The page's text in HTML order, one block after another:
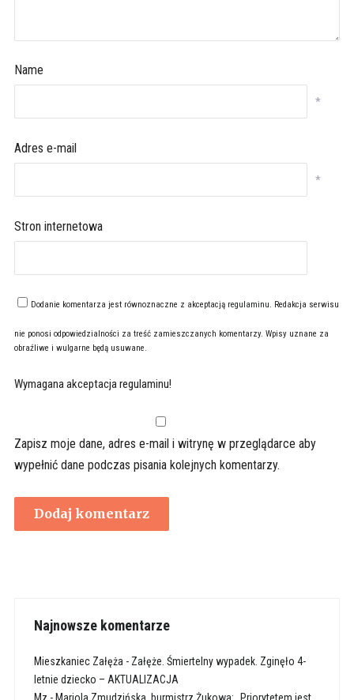
Name
*
Adres e-mail
*
Stron internetowa
Dodanie komentarza jest równoznaczne z akceptacją regulaminu. Redakcja serwisu
nie ponosi odpowiedzialności za treść zamieszczanych komentarzy. Wpisy uznane za
obraźliwe i wulgarne będą usuwane.
Wymagana akceptacja regulaminu!
Zapisz moje dane, adres e-mail i witrynę w przeglądarce aby
wypełnić dane podczas pisania kolejnych komentarzy.
Najnowsze komentarze
Mieszkaniec Załęża - Załęże. Śmiertelny wypadek. Zginęło 4-
letnie dziecko – AKTUALIZACJA